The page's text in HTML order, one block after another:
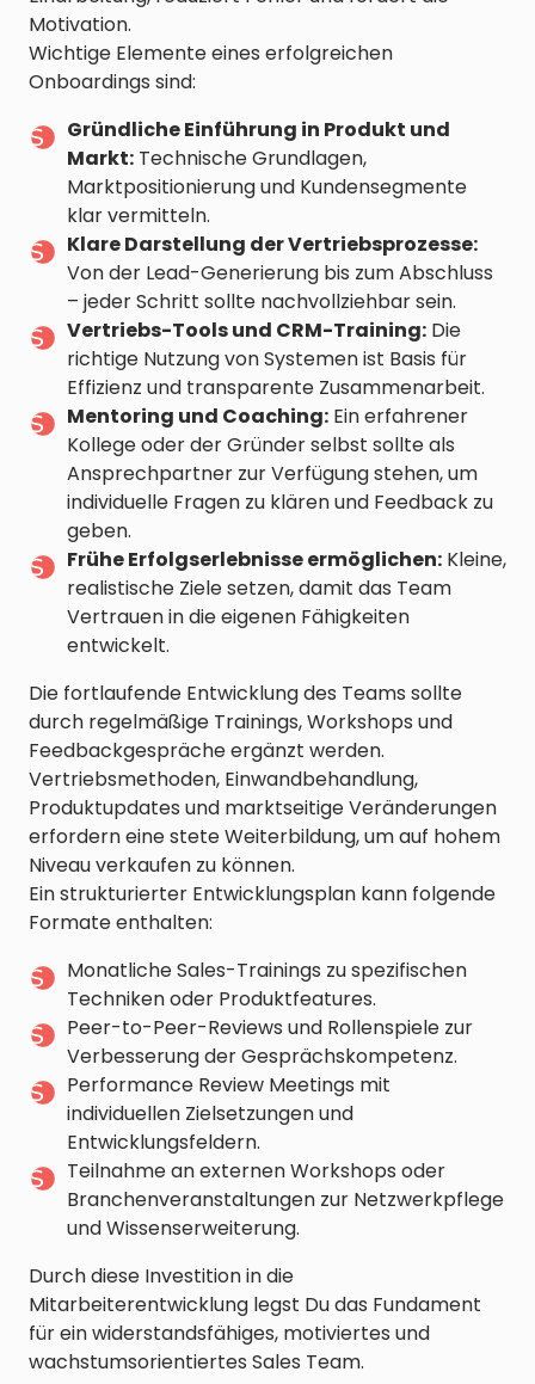
Motivation.
Wichtige Elemente eines erfolgreichen
Onboardings sind:
Gründliche Einführung in Produkt und
Markt: Technische Grundlagen,
Marktpositionierung und Kundensegmente
klar vermitteln.
Klare Darstellung der Vertriebsprozesse:
Von der Lead-Generierung bis zum Abschluss
– jeder Schritt sollte nachvollziehbar sein.
Vertriebs-Tools und CRM-Training: Die
richtige Nutzung von Systemen ist Basis für
Effizienz und transparente Zusammenarbeit.
Mentoring und Coaching: Ein erfahrener
Kollege oder der Gründer selbst sollte als
Ansprechpartner zur Verfügung stehen, um
individuelle Fragen zu klären und Feedback zu
geben.
Frühe Erfolgserlebnisse ermöglichen: Kleine,
realistische Ziele setzen, damit das Team
Vertrauen in die eigenen Fähigkeiten
entwickelt.
Die fortlaufende Entwicklung des Teams sollte
durch regelmäßige Trainings, Workshops und
Feedbackgespräche ergänzt werden.
Vertriebsmethoden, Einwandbehandlung,
Produktupdates und marktseitige Veränderungen
erfordern eine stete Weiterbildung, um auf hohem
Niveau verkaufen zu können.
Ein strukturierter Entwicklungsplan kann folgende
Formate enthalten:
Monatliche Sales-Trainings zu spezifischen
Techniken oder Produktfeatures.
Peer-to-Peer-Reviews und Rollenspiele zur
Verbesserung der Gesprächskompetenz.
Performance Review Meetings mit
individuellen Zielsetzungen und
Entwicklungsfeldern.
Teilnahme an externen Workshops oder
Branchenveranstaltungen zur Netzwerkpflege
und Wissenserweiterung.
Durch diese Investition in die
Mitarbeiterentwicklung legst Du das Fundament
für ein widerstandsfähiges, motiviertes und
wachstumsorientiertes Sales Team.